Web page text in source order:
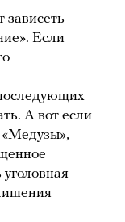
зависеть
Если
А вот если
«Медузы»,